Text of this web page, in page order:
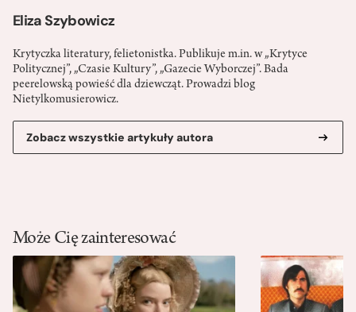
Eliza Szybowicz
Krytyczka literatury, felietonistka. Publikuje m.in. w „Krytyce
Politycznej”, „Czasie Kultury”, „Gazecie Wyborczej”. Bada
peerelowską powieść dla dziewcząt. Prowadzi blog
Nietylkomusierowicz.
Zobacz wszystkie artykuły autora
Może Cię zainteresować